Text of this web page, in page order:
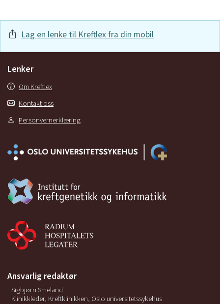
Lag en lenke til Kreftlex fra din mobil
Lenker
Om Kreftlex
Kontakt oss
Personvernerklæring
Ansvarlig redaktør
Sigbjørn Smeland
Klinikkleder, Kreftklinikken, Oslo universitetssykehus